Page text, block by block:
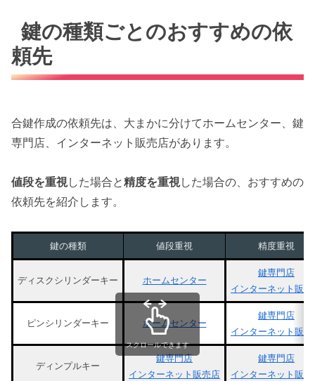
鍵の種類ごとのおすすめの依
頼先
合鍵作成の依頼先は、大まかに分けてホームセンター、鍵
専門店、インターネット販売店があります。
値段を重視した場合と精度を重視した場合の、おすすめの
依頼先を紹介します。
鍵の種類 値段重視 精度重視
ディスクシリンダーキー ホームセンター
鍵専門店
インターネット販売
ピンシリンダーキー ホームセンター
鍵専門店
インターネット販売
ディンプルキー
鍵専門店
インターネット販売店
鍵専門店
インターネット販売
スクロールできます